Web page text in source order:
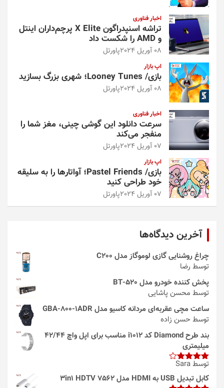
اخبار فناوری
تراشه اسنپدراگون X Elite پرچم‌داران اینتل
و AMD را شکست داد
08 آوریل 2024 پاورتل
اپ بازار
بازی/ Looney Tunes؛ شهری بزرگ بسازید
08 آوریل 2024 پاورتل
اخبار فناوری
سرعت دانلود این گوشی چینی، مغز شما را
منفجر می‌کند
07 آوریل 2024 پاورتل
اپ بازار
بازی/ Pastel Friends؛ آواتارها را به سلیقه
خود طراحی کنید
07 آوریل 2024 پاورتل
آخرین دیدگاه‌ها
چراغ روشنایی گازی لوموگاز مدل C200
توسط رضا
پخش کننده خودرو مدل 520-BT
توسط محسن پاشایی
ساعت مچی عقربه‌ای مردانه کاسیو مدل GBA-800-1ADR
توسط حسن زاده
بند طرح Diamond کد i1012 مناسب برای اپل واچ 42/44
میلیمتری
امتیاز4
از 5
توسط Sara
کابل تبدیل USB به HDMI مدل 3in1 HDTV 7562